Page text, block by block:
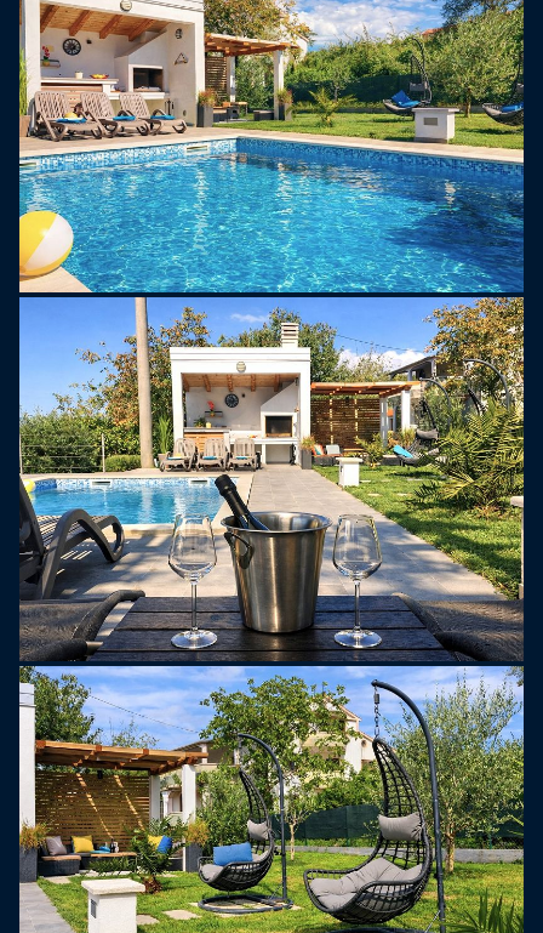
flora en fauna, terwijl getuigen van de afgelopen
lente in de vorm van goed bewaarde kerken,
kapellen en archeologische vindplaatsen .
Brtonigla is een echte oase van kwaliteitsvakantie
van waaruit u met de auto of fiets in een paar
minuten de stranden kunt bereiken door de
omliggende velden en natuur. Karigador - een
rotsachtig strand met een betonnen gedeelte. Het
eerste Kroatische waterpark Istralandia ligt in het
Brtonigla-gebied. Het waterpark gelegen in het
groen van de natuur nabij Brtonigla, op een
oppervlakte van 80.000 m2, met een uniek uitzicht
op de Tar-golf en de Mirna-vallei, is een absoluut
genot. Als je van actieve vakanties houdt: fietsen,
genieten van de natuur en eten en drinken, dan is
Brtonigla ideaal voor jou.